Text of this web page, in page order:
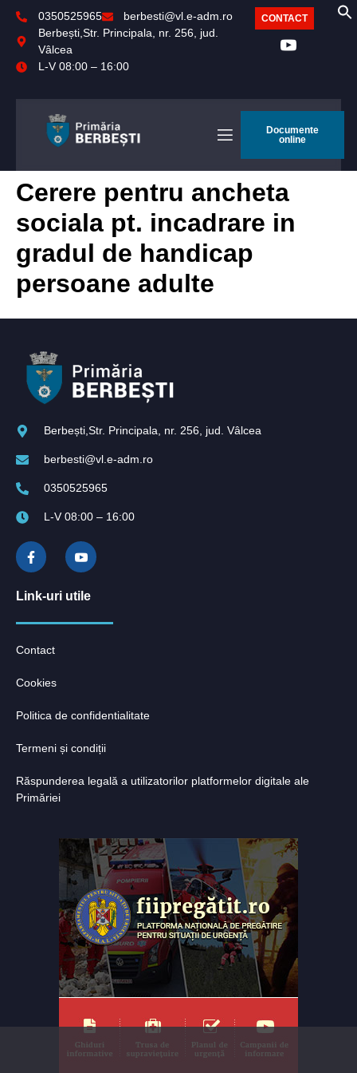
0350525965
berbesti@vl.e-adm.ro
Berbești,Str. Principala, nr. 256, jud.
Vâlcea
L-V 08:00 – 16:00
CONTACT
Documente
online
Cerere pentru ancheta
sociala pt. incadrare in
gradul de handicap
persoane adulte
Berbești,Str. Principala, nr. 256, jud. Vâlcea
berbesti@vl.e-adm.ro
0350525965
L-V 08:00 – 16:00
Link-uri utile
Contact
Cookies
Politica de confidentialitate
Termeni și condiții
Răspunderea legală a utilizatorilor platformelor digitale ale
Primăriei